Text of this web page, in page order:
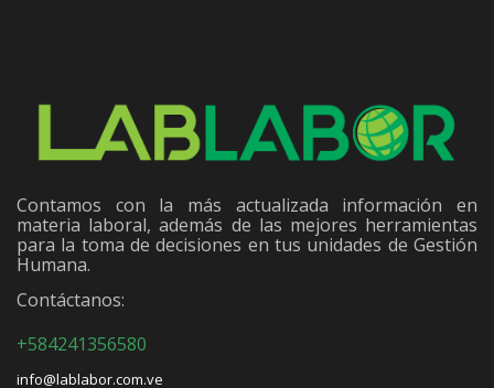
Contamos con la más actualizada información en
materia laboral, además de las mejores herramientas
para la toma de decisiones en tus unidades de Gestión
Humana.
Contáctanos:
+584241356580
info@lablabor.com.ve